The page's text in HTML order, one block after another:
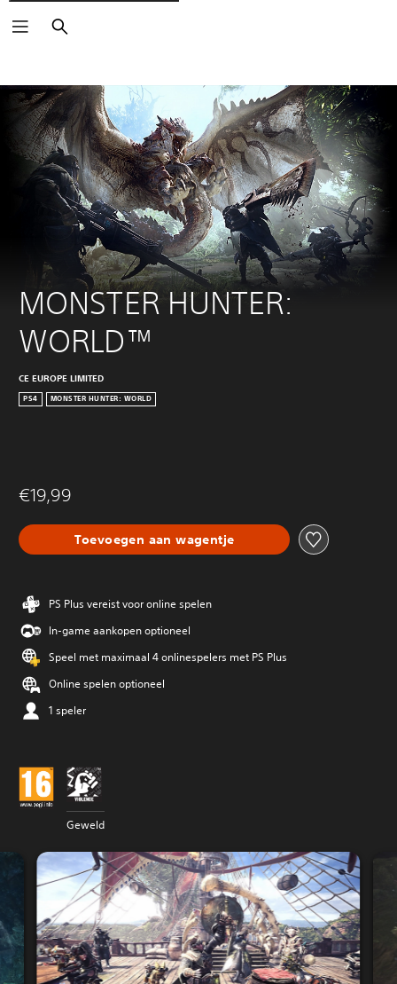
Zoeken
MONSTER HUNTER:
WORLD™
CE EUROPE LIMITED
PS4 MONSTER HUNTER: WORLD
€19,99
Toevoegen aan wagentje
PS Plus vereist voor online spelen
In-game aankopen optioneel
Speel met maximaal 4 onlinespelers met PS Plus
Online spelen optioneel
1 speler
Geweld